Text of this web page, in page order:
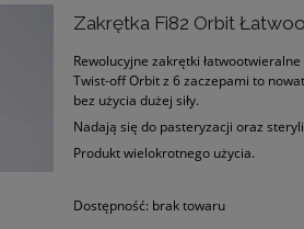
Zakrętka Fi82 Orbit
Rewolucyjne zakrętki
Twist-off Orbit z 6 zaczepami to
bez użycia dużej siły.
Nadają się do pasteryzacji oraz
Produkt wielokrotnego użycia.
Dostępność: brak towaru